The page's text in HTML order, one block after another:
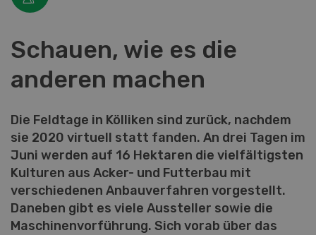
Schauen, wie es die
anderen machen
Die Feldtage in Kölliken sind zurück, nachdem
sie 2020 virtuell statt fanden. An drei Tagen im
Juni werden auf 16 Hektaren die vielfältigsten
Kulturen aus Acker- und Futterbau mit
verschiedenen Anbauverfahren vorgestellt.
Daneben gibt es viele Aussteller sowie die
Maschinenvorführung. Sich vorab über das